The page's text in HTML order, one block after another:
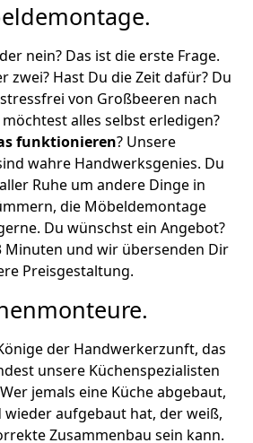
nein? Das ist die erste Frage.
zwei? Hast Du die Zeit dafür? Du
von Großbeeren nach
alles selbst erledigen?
funktionieren? Unsere
wahre Handwerksgenies. Du
Ruhe um andere Dinge in
die Möbeldemontage
Du wünschst ein Angebot?
Minuten und wir übersenden Dir
Preisgestaltung.
der Handwerkerzunft, das
unsere Küchenspezialisten
jemals eine Küche abgebaut,
aufgebaut hat, der weiß,
Zusammenbau sein kann.